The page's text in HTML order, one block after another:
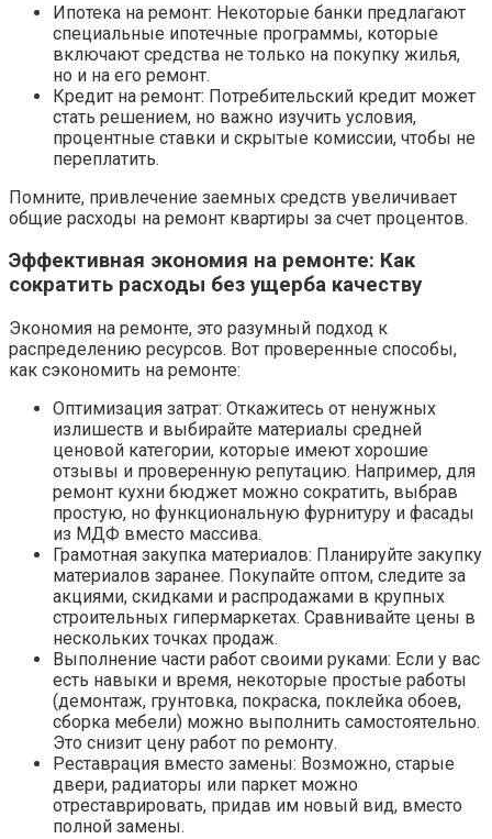
Ипотека на ремонт: Некоторые банки предлагают
специальные ипотечные программы, которые
включают средства не только на покупку жилья,
но и на его ремонт.
Кредит на ремонт: Потребительский кредит может
стать решением, но важно изучить условия,
процентные ставки и скрытые комиссии, чтобы не
переплатить.
Помните, привлечение заемных средств увеличивает
общие расходы на ремонт квартиры за счет процентов.
Эффективная экономия на ремонте: Как
сократить расходы без ущерба качеству
Экономия на ремонте, это разумный подход к
распределению ресурсов. Вот проверенные способы,
как сэкономить на ремонте:
Оптимизация затрат: Откажитесь от ненужных
излишеств и выбирайте материалы средней
ценовой категории, которые имеют хорошие
отзывы и проверенную репутацию. Например, для
ремонт кухни бюджет можно сократить, выбрав
простую, но функциональную фурнитуру и фасады
из МДФ вместо массива.
Грамотная закупка материалов: Планируйте закупку
материалов заранее. Покупайте оптом, следите за
акциями, скидками и распродажами в крупных
строительных гипермаркетах. Сравнивайте цены в
нескольких точках продаж.
Выполнение части работ своими руками: Если у вас
есть навыки и время, некоторые простые работы
(демонтаж, грунтовка, покраска, поклейка обоев,
сборка мебели) можно выполнить самостоятельно.
Это снизит цену работ по ремонту.
Реставрация вместо замены: Возможно, старые
двери, радиаторы или паркет можно
отреставрировать, придав им новый вид, вместо
полной замены.